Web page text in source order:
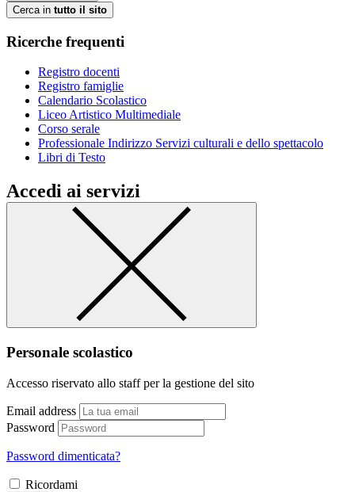
Cerca in tutto il sito
Ricerche frequenti
Registro docenti
Registro famiglie
Calendario Scolastico
Liceo Artistico Multimediale
Corso serale
Professionale Indirizzo Servizi culturali e dello spettacolo
Libri di Testo
Accedi ai servizi
Personale scolastico
Accesso riservato allo staff per la gestione del sito
Email address
Password
Password dimenticata?
Ricordami